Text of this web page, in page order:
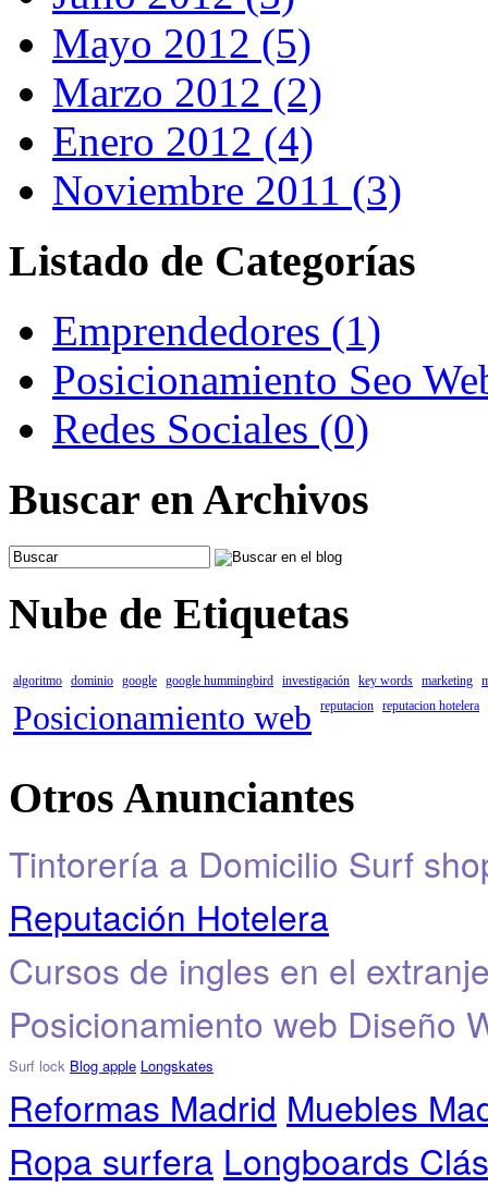
Mayo 2012 (5)
Marzo 2012 (2)
Enero 2012 (4)
Noviembre 2011 (3)
Listado de Categorías
Emprendedores (1)
Posicionamiento Seo
Redes Sociales (0)
Buscar en Archivos
Nube de Etiquetas
algoritmo dominio google google hummingbird investigación key words marketing
Posicionamiento web reputacion reputacion hotelera
Otros Anunciantes
Tintorería a Domicilio Surf
Reputación Hotelera
Cursos de ingles en el
Posicionamiento web Diseño
Surf lock Blog apple Longskates
Reformas Madrid Muebles
Ropa surfera Longboards